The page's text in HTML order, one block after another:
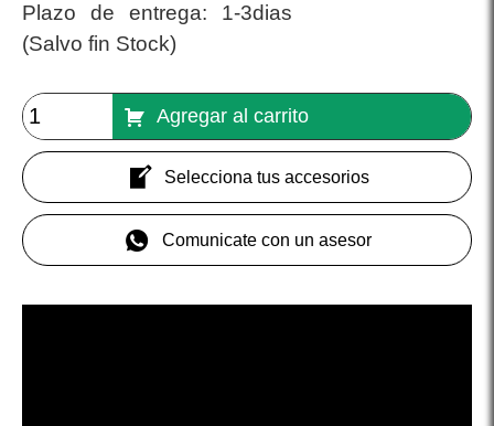
Plazo de entrega: 1-3dias
(Salvo fin Stock)
Agregar al carrito
Selecciona tus accesorios
Comunicate con un asesor